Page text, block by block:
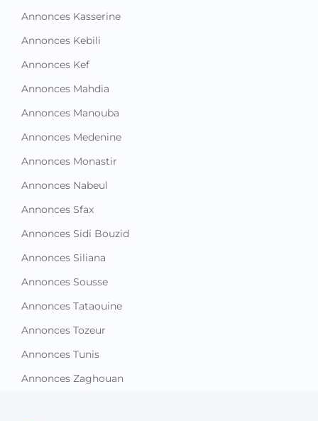
Annonces Kasserine
Annonces Kebili
Annonces Kef
Annonces Mahdia
Annonces Manouba
Annonces Medenine
Annonces Monastir
Annonces Nabeul
Annonces Sfax
Annonces Sidi Bouzid
Annonces Siliana
Annonces Sousse
Annonces Tataouine
Annonces Tozeur
Annonces Tunis
Annonces Zaghouan